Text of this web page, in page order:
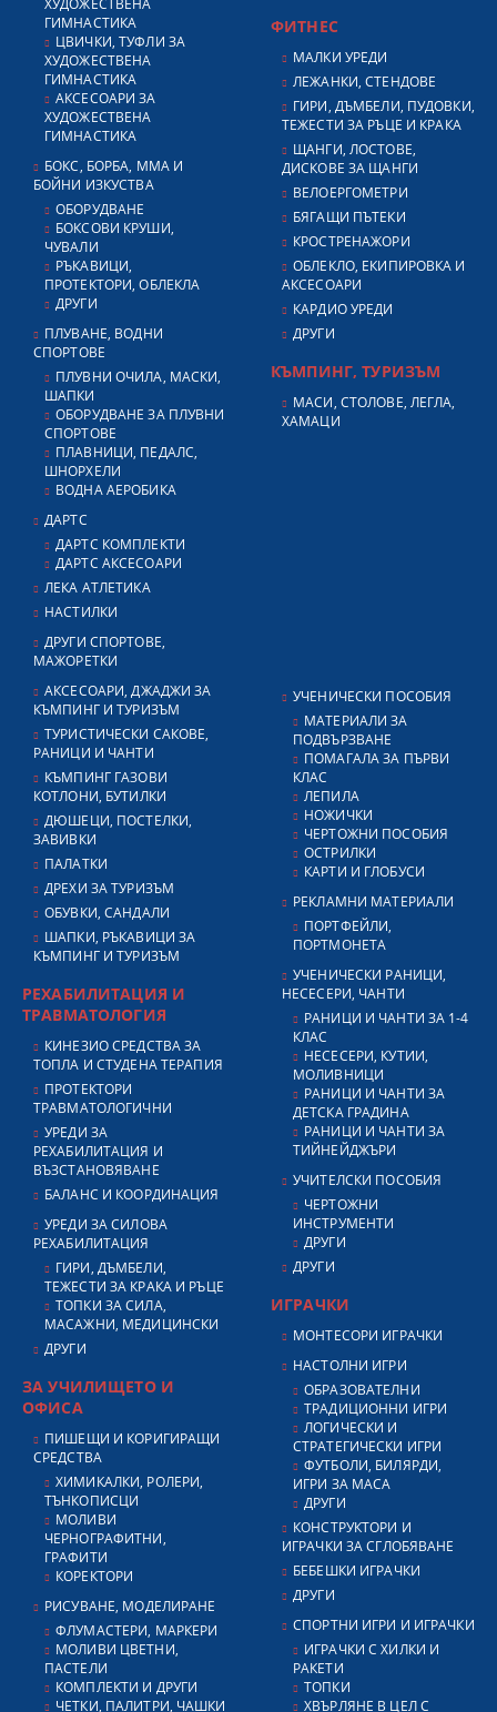
ГИМНАСТИКА
ЦВИЧКИ, ТУФЛИ ЗА
ХУДОЖЕСТВЕНА
ГИМНАСТИКА
АКСЕСОАРИ ЗА
ХУДОЖЕСТВЕНА
ГИМНАСТИКА
БОКС, БОРБА, ММА И
БОЙНИ ИЗКУСТВА
ОБОРУДВАНЕ
БОКСОВИ КРУШИ,
ЧУВАЛИ
РЪКАВИЦИ,
ПРОТЕКТОРИ, ОБЛЕКЛА
ДРУГИ
ПЛУВАНЕ, ВОДНИ
СПОРТОВЕ
ПЛУВНИ ОЧИЛА, МАСКИ,
ШАПКИ
ОБОРУДВАНЕ ЗА ПЛУВНИ
СПОРТОВЕ
ПЛАВНИЦИ, ПЕДАЛС,
ШНОРХЕЛИ
ВОДНА АЕРОБИКА
ДАРТС
ДАРТС КОМПЛЕКТИ
ДАРТС АКСЕСОАРИ
ЛЕКА АТЛЕТИКА
НАСТИЛКИ
ДРУГИ СПОРТОВЕ,
МАЖОРЕТКИ
ФИТНЕС
МАЛКИ УРЕДИ
ЛЕЖАНКИ, СТЕНДОВЕ
ГИРИ, ДЪМБЕЛИ, ПУДОВКИ,
ТЕЖЕСТИ ЗА РЪЦЕ И КРАКА
ЩАНГИ, ЛОСТОВЕ,
ДИСКОВЕ ЗА ЩАНГИ
ВЕЛОЕРГОМЕТРИ
БЯГАЩИ ПЪТЕКИ
КРОСТРЕНАЖОРИ
ОБЛЕКЛО, ЕКИПИРОВКА И
АКСЕСОАРИ
КАРДИО УРЕДИ
ДРУГИ
КЪМПИНГ, ТУРИЗЪМ
МАСИ, СТОЛОВЕ, ЛЕГЛА,
ХАМАЦИ
АКСЕСОАРИ, ДЖАДЖИ ЗА
КЪМПИНГ И ТУРИЗЪМ
ТУРИСТИЧЕСКИ САКОВЕ,
РАНИЦИ И ЧАНТИ
КЪМПИНГ ГАЗОВИ
КОТЛОНИ, БУТИЛКИ
ДЮШЕЦИ, ПОСТЕЛКИ,
ЗАВИВКИ
ПАЛАТКИ
ДРЕХИ ЗА ТУРИЗЪМ
ОБУВКИ, САНДАЛИ
ШАПКИ, РЪКАВИЦИ ЗА
КЪМПИНГ И ТУРИЗЪМ
РЕХАБИЛИТАЦИЯ И
ТРАВМАТОЛОГИЯ
КИНЕЗИО СРЕДСТВА ЗА
ТОПЛА И СТУДЕНА ТЕРАПИЯ
ПРОТЕКТОРИ
ТРАВМАТОЛОГИЧНИ
УРЕДИ ЗА
РЕХАБИЛИТАЦИЯ И
ВЪЗСТАНОВЯВАНЕ
БАЛАНС И КООРДИНАЦИЯ
УРЕДИ ЗА СИЛОВА
РЕХАБИЛИТАЦИЯ
ГИРИ, ДЪМБЕЛИ,
ТЕЖЕСТИ ЗА КРАКА И РЪЦЕ
ТОПКИ ЗА СИЛА,
МАСАЖНИ, МЕДИЦИНСКИ
ДРУГИ
ЗА УЧИЛИЩЕТО И
ОФИСА
ПИШЕЩИ И КОРИГИРАЩИ
СРЕДСТВА
ХИМИКАЛКИ, РОЛЕРИ,
ТЪНКОПИСЦИ
МОЛИВИ
ЧЕРНОГРАФИТНИ,
ГРАФИТИ
КОРЕКТОРИ
РИСУВАНЕ, МОДЕЛИРАНЕ
ФЛУМАСТЕРИ, МАРКЕРИ
МОЛИВИ ЦВЕТНИ,
ПАСТЕЛИ
КОМПЛЕКТИ И ДРУГИ
ЧЕТКИ, ПАЛИТРИ, ЧАШКИ
УЧЕНИЧЕСКИ ПОСОБИЯ
МАТЕРИАЛИ ЗА
ПОДВЪРЗВАНЕ
ПОМАГАЛА ЗА ПЪРВИ
КЛАС
ЛЕПИЛА
НОЖИЧКИ
ЧЕРТОЖНИ ПОСОБИЯ
ОСТРИЛКИ
КАРТИ И ГЛОБУСИ
РЕКЛАМНИ МАТЕРИАЛИ
ПОРТФЕЙЛИ,
ПОРТМОНЕТА
УЧЕНИЧЕСКИ РАНИЦИ,
НЕСЕСЕРИ, ЧАНТИ
РАНИЦИ И ЧАНТИ ЗА 1-4
КЛАС
НЕСЕСЕРИ, КУТИИ,
МОЛИВНИЦИ
РАНИЦИ И ЧАНТИ ЗА
ДЕТСКА ГРАДИНА
РАНИЦИ И ЧАНТИ ЗА
ТИЙНЕЙДЖЪРИ
УЧИТЕЛСКИ ПОСОБИЯ
ЧЕРТОЖНИ
ИНСТРУМЕНТИ
ДРУГИ
ДРУГИ
ИГРАЧКИ
МОНТЕСОРИ ИГРАЧКИ
НАСТОЛНИ ИГРИ
ОБРАЗОВАТЕЛНИ
ТРАДИЦИОННИ ИГРИ
ЛОГИЧЕСКИ И
СТРАТЕГИЧЕСКИ ИГРИ
ФУТБОЛИ, БИЛЯРДИ,
ИГРИ ЗА МАСА
ДРУГИ
КОНСТРУКТОРИ И
ИГРАЧКИ ЗА СГЛОБЯВАНЕ
БЕБЕШКИ ИГРАЧКИ
ДРУГИ
СПОРТНИ ИГРИ И ИГРАЧКИ
ИГРАЧКИ С ХИЛКИ И
РАКЕТИ
ТОПКИ
ХВЪРЛЯНЕ В ЦЕЛ С